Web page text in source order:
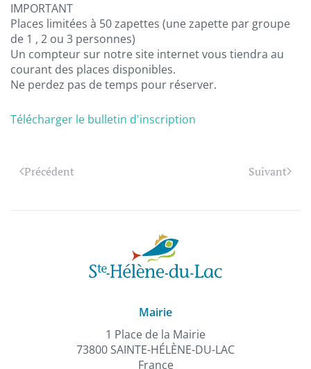
IMPORTANT
Places limitées à 50 zapettes (une zapette par groupe
de 1 , 2 ou 3 personnes)
Un compteur sur notre site internet vous tiendra au
courant des places disponibles.
Ne perdez pas de temps pour réserver.
Télécharger le bulletin d'inscription
Précédent Suivant
Mairie
1 Place de la Mairie
73800 SAINTE-HÉLÈNE-DU-LAC
France